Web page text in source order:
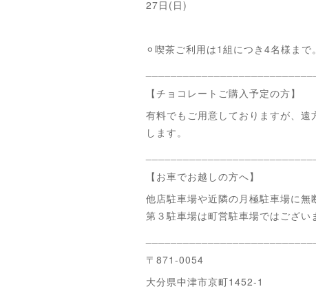
27日(日)
⚪︎喫茶ご利用は1組につき4名様まで。
【チョコレートご購入予定の方】
有料でもご用意しておりますが、
します。
【お車でお越しの方へ】
他店駐車場や近隣の月極駐車場に
第３駐車場は町営駐車場ではござい
〒871-0054
大分県中津市京町1452-1